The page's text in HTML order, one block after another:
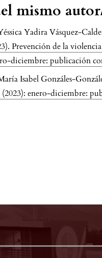
mismo
Yadira Vásquez-
Prevención de la
diciembre: publicación
Isabel Gonzáles-
enero-diciembre: